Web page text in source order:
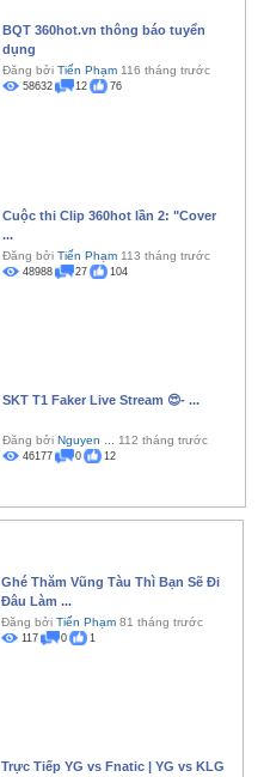
BQT 360hot.vn thông báo tuyển
dụng
Đăng bởi Tiến Phạm 116 tháng trước
58632 12 76
Cuộc thi Clip 360hot lần 2: "Cover
...
Đăng bởi Tiến Phạm 113 tháng trước
48988 27 104
SKT T1 Faker Live Stream 😍- ...
Đăng bởi Nguyen ... 112 tháng trước
46177 0 12
Ghé Thăm Vũng Tàu Thì Bạn Sẽ Đi
Đâu Làm ...
Đăng bởi Tiến Phạm 81 tháng trước
117 0 1
Trực Tiếp YG vs Fnatic | YG vs KLG